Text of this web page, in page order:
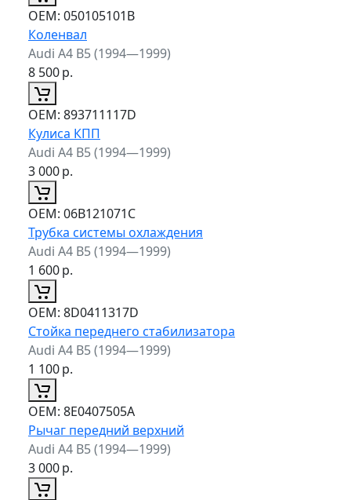
ОЕМ: 050105101B
Коленвал
Audi A4 B5 (1994—1999)
8 500р.
ОЕМ: 893711117D
Кулиса КПП
Audi A4 B5 (1994—1999)
3 000р.
ОЕМ: 06B121071C
Трубка системы охлаждения
Audi A4 B5 (1994—1999)
1 600р.
ОЕМ: 8D0411317D
Стойка переднего стабилизатора
Audi A4 B5 (1994—1999)
1 100р.
ОЕМ: 8E0407505A
Рычаг передний верхний
Audi A4 B5 (1994—1999)
3 000р.